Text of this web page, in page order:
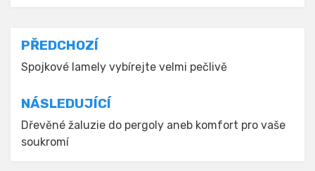
Navigace
pro
příspěvek
PŘEDCHOZÍ
Spojkové lamely vybírejte velmi pečlivě
NÁSLEDUJÍCÍ
Dřevěné žaluzie do pergoly aneb komfort pro vaše
soukromí